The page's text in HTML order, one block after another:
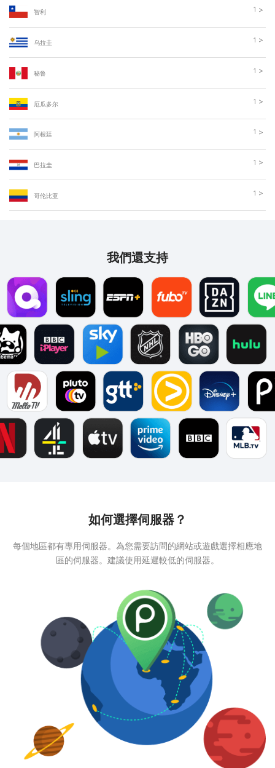
智利 1 >
乌拉圭 1 >
秘鲁 1 >
厄瓜多尔 1 >
阿根廷 1 >
巴拉圭 1 >
哥伦比亚 1 >
我們還支持
如何選擇伺服器？
每個地區都有專用伺服器。為您需要訪問的網站或遊戲選擇相應地
區的伺服器。建議使用延遲較低的伺服器。